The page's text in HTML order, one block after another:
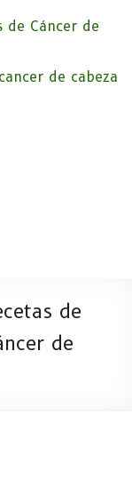
de
Cabeza y
Cáncer de Cabeza y
que pretendemos
de
de